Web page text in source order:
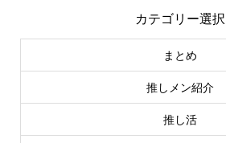
カテゴリー選択
まとめ
推しメン紹介
推し活